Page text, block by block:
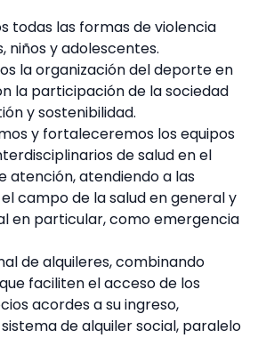
todas las formas de violencia
niños y adolescentes.
la organización del deporte en
la participación de la sociedad
y sostenibilidad.
y fortaleceremos los equipos
de salud en el
atención, atendiendo a las
campo de la salud en general y
en particular, como emergencia
de alquileres, combinando
faciliten el acceso de los
acordes a su ingreso,
de alquiler social, paralelo